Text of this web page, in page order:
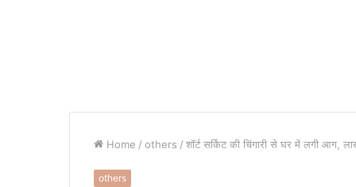
Home / others / शॉर्ट सर्किट की चिंगारी से घर में लगी आग,
others